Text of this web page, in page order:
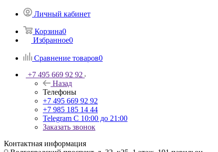
Личный кабинет
Корзина0
Избранное0
Сравнение товаров0
+7 495 669 92 92
Назад
Телефоны
+7 495 669 92 92
+7 985 185 14 44
Telegram С 10:00 до 21:00
Заказать звонок
Контактная информация